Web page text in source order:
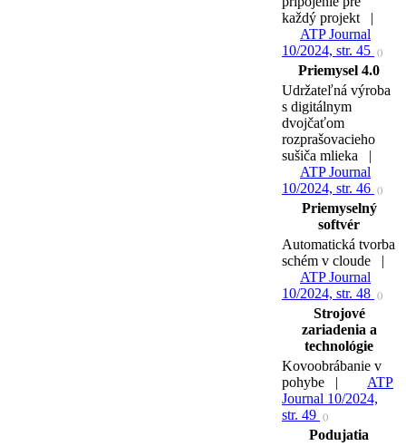
každý projekt |
ATP Journal
10/2024, str. 45
()
Priemysel 4.0
Udržateľná výroba
s digitálnym
dvojčaťom
rozprašovacieho
sušiča mlieka |
ATP Journal
10/2024, str. 46
()
Priemyselný
softvér
Automatická tvorba
schém v cloude |
ATP Journal
10/2024, str. 48
()
Strojové
zariadenia a
technológie
Kovoobrábanie v
pohybe |
ATP
Journal 10/2024,
str. 49
()
Podujatia